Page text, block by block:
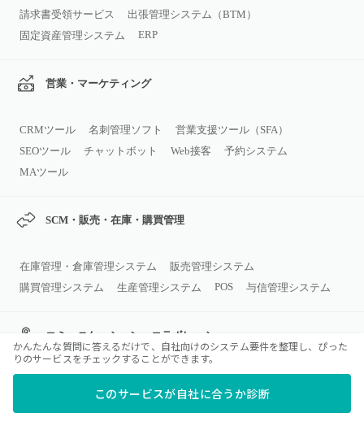
請求書受領サービス
出張管理システム（BTM）
固定資産管理システム
ERP
営業・マーケティング
CRMツール 名刺管理ソフト
営業支援ツール（SFA）
SEOツール
チャットボット Web接客
予約システム
MAツール
SCM・販売・在庫・購買管理
在庫管理・倉庫管理システム
販売管理システム
購買管理システム
生産管理システム POS 与信管理システム
コミュニケーション・コラボレーシ
ョン
ビジネスチャット グループウェア
Web会議システム
メールソフト
ナレッジマネジメントツール カレンダーツール
かんたんな質問に答えるだけで、自社向けのシステム要件を整理し、ぴった
りのサービスをチェックすることができます。
このサービスが自社に合うか診断